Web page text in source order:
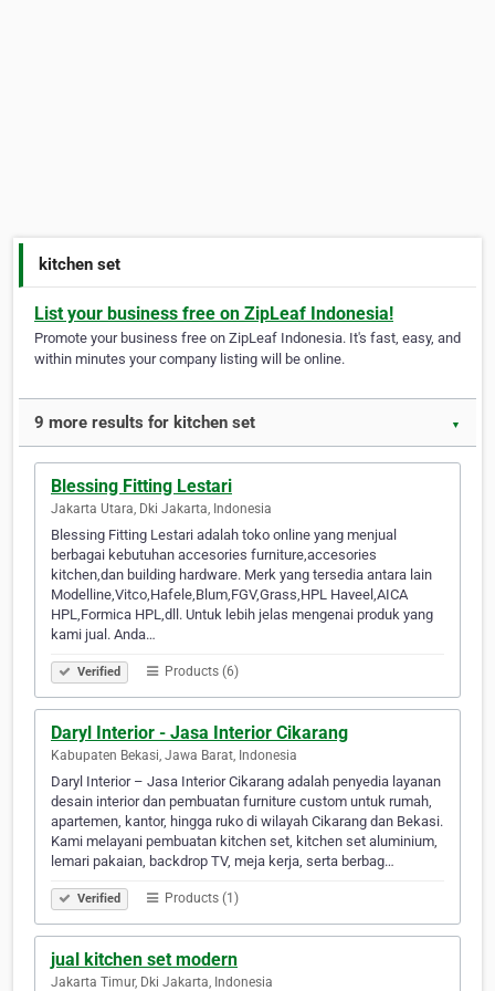
kitchen set
List your business free on ZipLeaf Indonesia!
Promote your business free on ZipLeaf Indonesia. It's fast, easy, and
within minutes your company listing will be online.
9 more results for kitchen set ▼
Blessing Fitting Lestari
Jakarta Utara, Dki Jakarta, Indonesia
Blessing Fitting Lestari adalah toko online yang menjual
berbagai kebutuhan accesories furniture,accesories
kitchen,dan building hardware. Merk yang tersedia antara lain
Modelline,Vitco,Hafele,Blum,FGV,Grass,HPL Haveel,AICA
HPL,Formica HPL,dll. Untuk lebih jelas mengenai produk yang
kami jual. Anda…
Verified Products (6)
Daryl Interior - Jasa Interior Cikarang
Kabupaten Bekasi, Jawa Barat, Indonesia
Daryl Interior – Jasa Interior Cikarang adalah penyedia layanan
desain interior dan pembuatan furniture custom untuk rumah,
apartemen, kantor, hingga ruko di wilayah Cikarang dan Bekasi.
Kami melayani pembuatan kitchen set, kitchen set aluminium,
lemari pakaian, backdrop TV, meja kerja, serta berbag…
Verified Products (1)
jual kitchen set modern
Jakarta Timur, Dki Jakarta, Indonesia